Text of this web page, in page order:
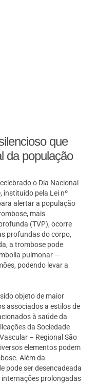
que
da população
o Dia Nacional
instituído pela Lei nº
alertar a população
mais
(TVP), ocorre
profundas do corpo,
a trombose pode
pulmonar —
podendo levar a
objeto de maior
associados a estilos de
à saúde da
da Sociedade
– Regional São
elementos podem
Além da
pode ser desencadeada
internações prolongadas